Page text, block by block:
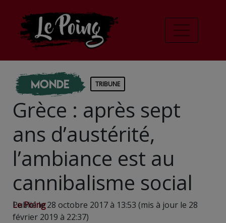
Monde TRIBUNE
Grèce : après sept
ans d’austérité,
l’ambiance est au
cannibalisme social
Le Poing
Publié le 28 octobre 2017 à 13:53 (mis à jour le 28
février 2019 à 22:37)